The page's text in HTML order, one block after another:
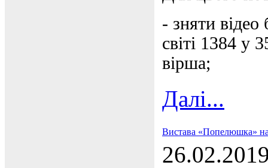
- зняти відео
світі 1384 у
вірша;
Далі...
Вистава «Попелюшка» на